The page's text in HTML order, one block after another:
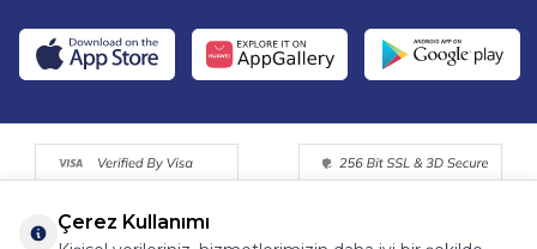
desteklenmesinin yanı sıra, kombucha aynı zamanda
vücutta bulunan toksinleri temizler ve enerji seviyelerini
artırır. İçeriğindeki B vitaminleri, probiyotikler ve organik
nedenlepancar kvass
, bağışıklık sistemini güçlendirir,
kvass ayrıca vücudun detoksifikasyon süreçlerine
yardımcı olur ve bağışıklık sisteminin doğal savunmalarını
Çerez Kullanımı